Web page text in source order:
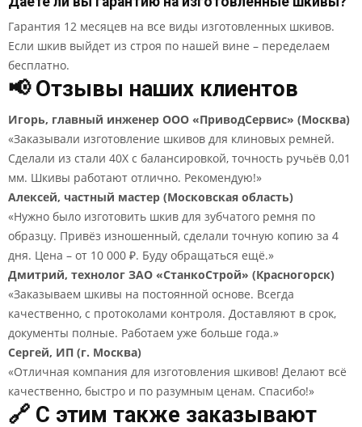
Гарантия 12 месяцев на все виды изготовленных шкивов.
Если шкив выйдет из строя по нашей вине – переделаем
бесплатно.
📢 Отзывы наших клиентов
Игорь, главный инженер ООО «ПриводСервис» (Москва)
«Заказывали изготовление шкивов для клиновых ремней.
Сделали из стали 40Х с балансировкой, точность ручьёв 0,01
мм. Шкивы работают отлично. Рекомендую!»
Алексей, частный мастер (Московская область)
«Нужно было изготовить шкив для зубчатого ремня по
образцу. Привёз изношенный, сделали точную копию за 4
дня. Цена – от 10 000 ₽. Буду обращаться ещё.»
Дмитрий, технолог ЗАО «СтанкоСтрой» (Красногорск)
«Заказываем шкивы на постоянной основе. Всегда
качественно, с протоколами контроля. Доставляют в срок,
документы полные. Работаем уже больше года.»
Сергей, ИП (г. Москва)
«Отличная компания для изготовления шкивов! Делают всё
качественно, быстро и по разумным ценам. Спасибо!»
🔗 С этим также заказывают